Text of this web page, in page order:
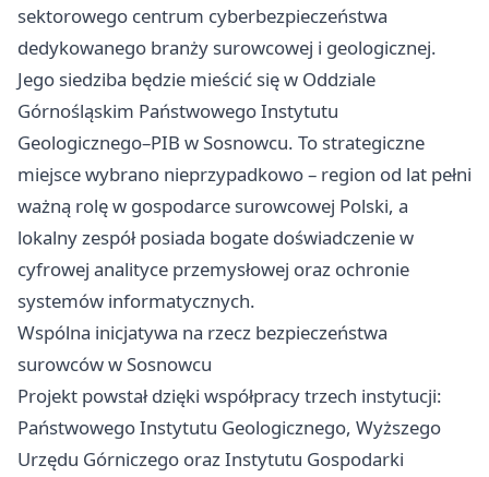
sektorowego centrum cyberbezpieczeństwa
dedykowanego branży surowcowej i geologicznej.
Jego siedziba będzie mieścić się w Oddziale
Górnośląskim Państwowego Instytutu
Geologicznego–PIB w Sosnowcu. To strategiczne
miejsce wybrano nieprzypadkowo – region od lat pełni
ważną rolę w gospodarce surowcowej Polski, a
lokalny zespół posiada bogate doświadczenie w
cyfrowej analityce przemysłowej oraz ochronie
systemów informatycznych.
Wspólna inicjatywa na rzecz bezpieczeństwa
surowców w Sosnowcu
Projekt powstał dzięki współpracy trzech instytucji:
Państwowego Instytutu Geologicznego, Wyższego
Urzędu Górniczego oraz Instytutu Gospodarki